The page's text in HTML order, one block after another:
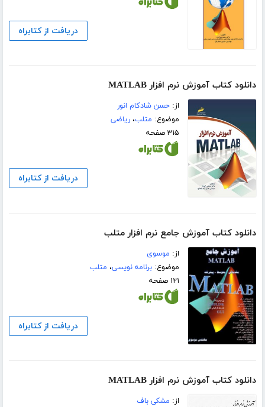
دریافت از کتابراه
دانلود کتاب آموزش نرم افزار MATLAB
از:حسن شادکام انور
موضوع: متلب،ریاضی
۳۱۵ صفحه
دریافت از کتابراه
دانلود کتاب آموزش جامع نرم افزار متلب
از: موسوی
موضوع:برنامه نویسی، متلب
۱۲۱ صفحه
دریافت از کتابراه
دانلود کتاب آموزش نرم افزار MATLAB
از: مشکی باف